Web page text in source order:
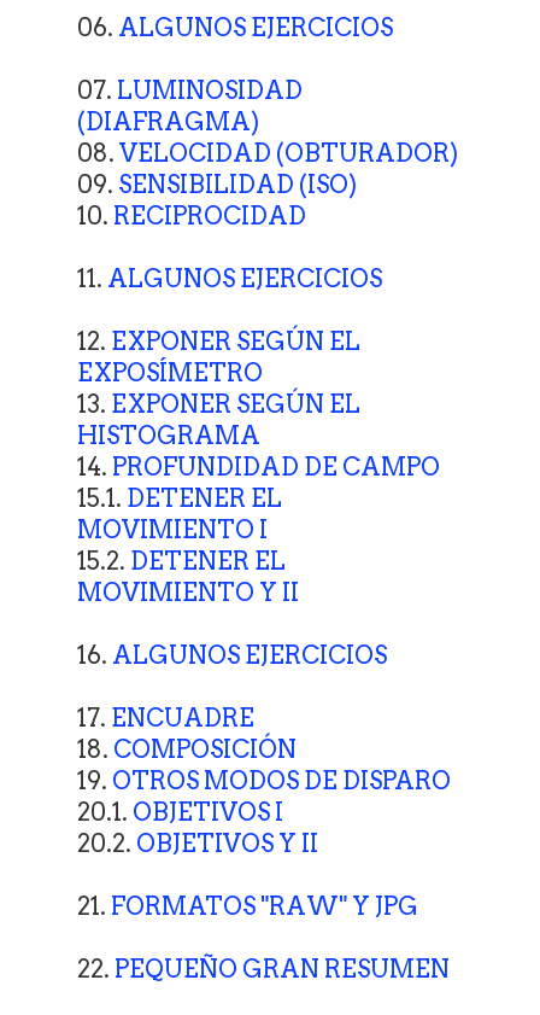
06. ALGUNOS EJERCICIOS
07. LUMINOSIDAD
(DIAFRAGMA)
08. VELOCIDAD (OBTURADOR)
09. SENSIBILIDAD (ISO)
10. RECIPROCIDAD
11. ALGUNOS EJERCICIOS
12. EXPONER SEGÚN EL
EXPOSÍMETRO
13. EXPONER SEGÚN EL
HISTOGRAMA
14. PROFUNDIDAD DE CAMPO
15.1. DETENER EL
MOVIMIENTO I
15.2. DETENER EL
MOVIMIENTO Y II
16. ALGUNOS EJERCICIOS
17. ENCUADRE
18. COMPOSICIÓN
19. OTROS MODOS DE DISPARO
20.1. OBJETIVOS I
20.2. OBJETIVOS Y II
21. FORMATOS "RAW" Y JPG
22. PEQUEÑO GRAN RESUMEN